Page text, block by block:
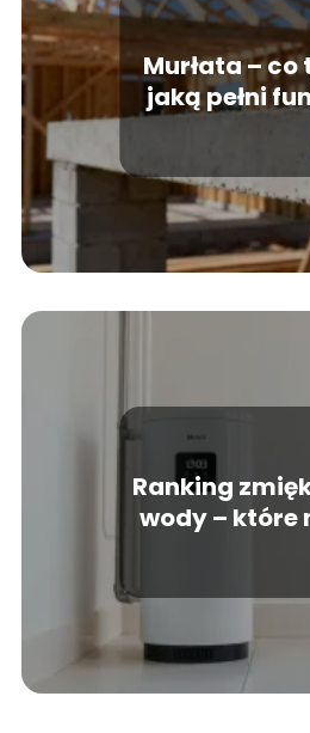
Murłata – co
jaką pełni
Ranking
wody – które
warto